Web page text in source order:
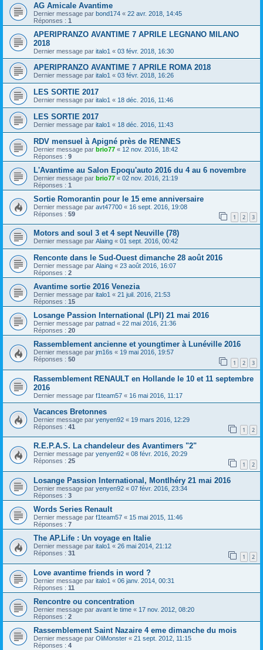
AG Amicale Avantime
Dernier message par bond174 « 22 avr. 2018, 14:45
Réponses : 1
APERIPRANZO AVANTIME 7 APRILE LEGNANO MILANO
2018
Dernier message par italo1 « 03 févr. 2018, 16:30
APERIPRANZO AVANTIME 7 APRILE ROMA 2018
Dernier message par italo1 « 03 févr. 2018, 16:26
LES SORTIE 2017
Dernier message par italo1 « 18 déc. 2016, 11:46
LES SORTIE 2017
Dernier message par italo1 « 18 déc. 2016, 11:43
RDV mensuel à Apigné près de RENNES
Dernier message par brio77 « 12 nov. 2016, 18:42
Réponses : 9
L'Avantime au Salon Epoqu'auto 2016 du 4 au 6 novembre
Dernier message par brio77 « 02 nov. 2016, 21:19
Réponses : 1
Sortie Romorantin pour le 15 eme anniversaire
Dernier message par avt47700 « 16 sept. 2016, 19:08
Réponses : 59 1 2 3
Motors and soul 3 et 4 sept Neuville (78)
Dernier message par Alaing « 01 sept. 2016, 00:42
Renconte dans le Sud-Ouest dimanche 28 août 2016
Dernier message par Alaing « 23 août 2016, 16:07
Réponses : 2
Avantime sortie 2016 Venezia
Dernier message par italo1 « 21 juil. 2016, 21:53
Réponses : 15
Losange Passion International (LPI) 21 mai 2016
Dernier message par patnad « 22 mai 2016, 21:36
Réponses : 20
Rassemblement ancienne et youngtimer à Lunéville 2016
Dernier message par jm16s « 19 mai 2016, 19:57
Réponses : 50 1 2 3
Rassemblement RENAULT en Hollande le 10 et 11 septembre
2016
Dernier message par f1team57 « 16 mai 2016, 11:17
Vacances Bretonnes
Dernier message par yenyen92 « 19 mars 2016, 12:29
Réponses : 41 1 2
R.E.P.A.S. La chandeleur des Avantimers "2"
Dernier message par yenyen92 « 08 févr. 2016, 20:29
Réponses : 25 1 2
Losange Passion International, Montlhéry 21 mai 2016
Dernier message par yenyen92 « 07 févr. 2016, 23:34
Réponses : 3
Words Series Renault
Dernier message par f1team57 « 15 mai 2015, 11:46
Réponses : 7
The AP.Life : Un voyage en Italie
Dernier message par italo1 « 26 mai 2014, 21:12
Réponses : 31 1 2
Love avantime friends in word ?
Dernier message par italo1 « 06 janv. 2014, 00:31
Réponses : 11
Rencontre ou concentration
Dernier message par avant le time « 17 nov. 2012, 08:20
Réponses : 2
Rassemblement Saint Nazaire 4 eme dimanche du mois
Dernier message par OliMonster « 21 sept. 2012, 11:15
Réponses : 4